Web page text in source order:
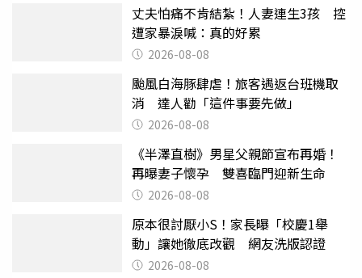
丈夫怕痛不肯結紮！人妻連生3孩 控
遭家暴淚喊：真的好累
2026-08-08
颱風白海豚肆虐！旅客遇返台班機取
消 達人勸「這件事要先做」
2026-08-08
《半澤直樹》男星父親節宣布再婚！
再曝妻子懷孕 雙喜臨門迎新生命
2026-08-08
原本很討厭小S！家長曝「校慶1舉
動」讓她徹底改觀 網友洗版認證
2026-08-08